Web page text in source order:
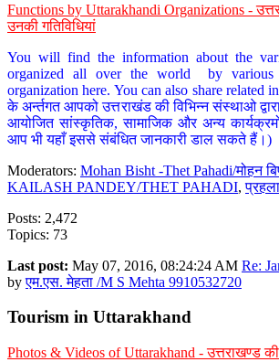
Functions by Uttarakhandi Organizations -
उनकी गतिविधियां
You will find the information about the
organized all over the world by various
organization here. You can also share related
के अर्न्तगत आपको उत्तराखंड की विभिन्न संस्थाओ
आयोजित सांस्कृतिक, सामाजिक और अन्य
आप भी यहाँ इससे संबंधित जानकारी डाल सकते हैं।)
Moderators: Mohan Bisht -Thet Pahadi/मोहन
KAILASH PANDEY/THET PAHADI,
Posts: 2,472
Topics: 73
Last post: May 07, 2016, 08:24:24 AM Re:
byएम.एस. मेहता /M S Mehta 9910532720
Tourism in Uttarakhand
Photos & Videos of Uttarakhand - उत्तराखण्ड की